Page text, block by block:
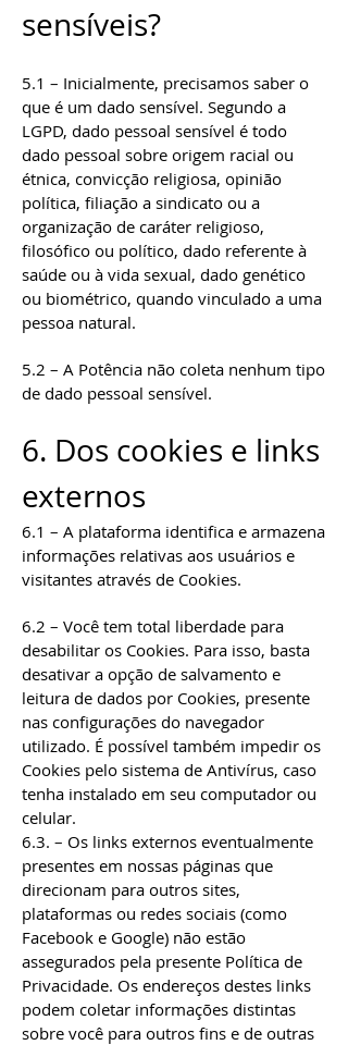
sensíveis?
5.1 – Inicialmente, precisamos saber o
que é um dado sensível. Segundo a
LGPD, dado pessoal sensível é todo
dado pessoal sobre origem racial ou
étnica, convicção religiosa, opinião
política, filiação a sindicato ou a
organização de caráter religioso,
filosófico ou político, dado referente à
saúde ou à vida sexual, dado genético
ou biométrico, quando vinculado a uma
pessoa natural.
5.2 – A Potência não coleta nenhum tipo
de dado pessoal sensível.
6. Dos cookies e links
externos
6.1 – A plataforma identifica e armazena
informações relativas aos usuários e
visitantes através de Cookies.
6.2 – Você tem total liberdade para
desabilitar os Cookies. Para isso, basta
desativar a opção de salvamento e
leitura de dados por Cookies, presente
nas configurações do navegador
utilizado. É possível também impedir os
Cookies pelo sistema de Antivírus, caso
tenha instalado em seu computador ou
celular.
6.3. – Os links externos eventualmente
presentes em nossas páginas que
direcionam para outros sites,
plataformas ou redes sociais (como
Facebook e Google) não estão
assegurados pela presente Política de
Privacidade. Os endereços destes links
podem coletar informações distintas
sobre você para outros fins e de outras